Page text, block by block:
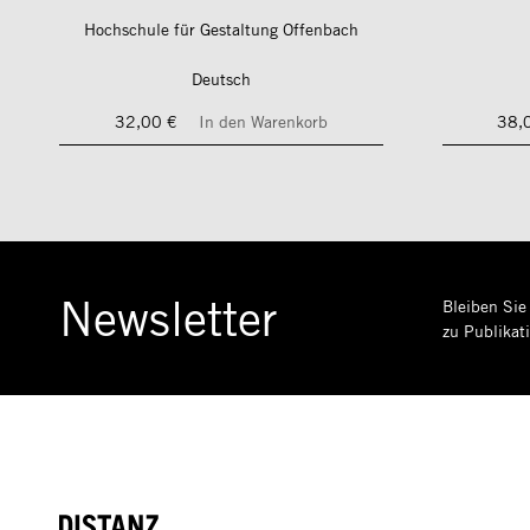
Hochschule für Gestaltung Offenbach
Deutsch
32,00 €
In den Warenkorb
Newsletter
Bleiben
zu
DISTANZ